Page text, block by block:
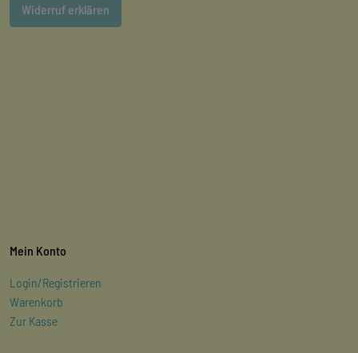
Widerruf erklären
Mein Konto
Login/Registrieren
Warenkorb
Zur Kasse